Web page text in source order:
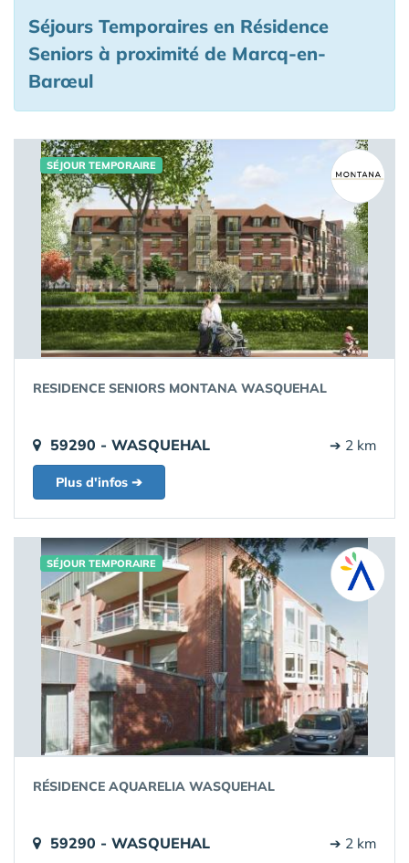
Séjours Temporaires en Résidence
Seniors à proximité de Marcq-en-
Barœul
SÉJOUR TEMPORAIRE
RESIDENCE SENIORS MONTANA WASQUEHAL
59290 - WASQUEHAL ➔ 2 km
Plus d'infos ➔
SÉJOUR TEMPORAIRE
RÉSIDENCE AQUARELIA WASQUEHAL
59290 - WASQUEHAL ➔ 2 km